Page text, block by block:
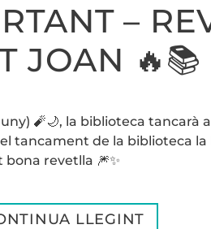
AVÍS
DE
📚
–
JOAN 🔥📚
🧨🌙, la biblioteca tancarà
el tancament de la biblioteca
revetlla 🎆✨
LLEGINT